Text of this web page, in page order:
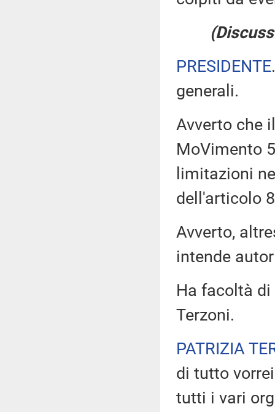
PRESIDENTE
generali.
Avverto che
MoVimento
limitazioni
dell'articolo
Avverto,
intende
Ha facoltà
Terzoni.
PATRIZIA
di tutto
tutti i vari